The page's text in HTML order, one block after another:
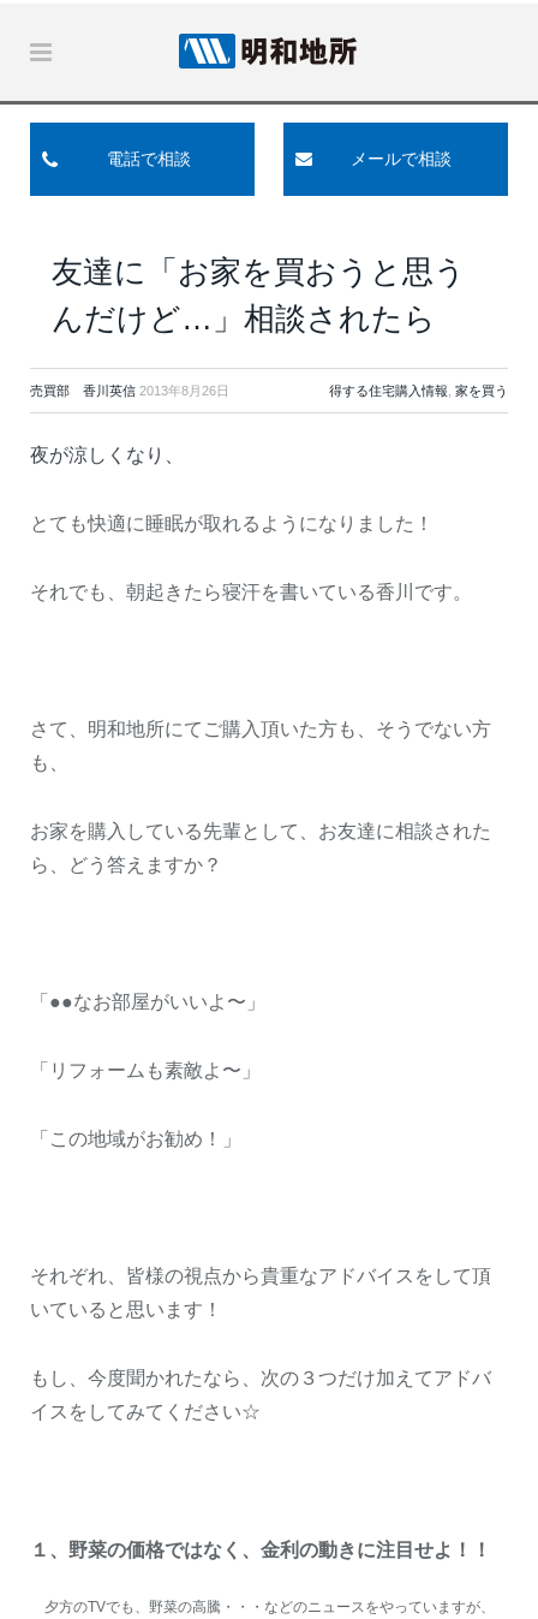
電話で相談 メールで相談
友達に「お家を買おうと思う
んだけど…」相談されたら
売買部 香川英信 2013年8月26日 得する住宅購入情報 家を買う
夜が涼しくなり、
とても快適に睡眠が取れるようになりました！
それでも、朝起きたら寝汗を書いている香川です。
さて、明和地所にてご購入頂いた方も、そうでない方
も、
お家を購入している先輩として、お友達に相談された
ら、どう答えますか？
「●●なお部屋がいいよ〜」
「リフォームも素敵よ〜」
「この地域がお勧め！」
それぞれ、皆様の視点から貴重なアドバイスをして頂
いていると思います！
もし、今度聞かれたなら、次の３つだけ加えてアドバ
イスをしてみてください☆
１、野菜の価格ではなく、金利の動きに注目せよ！！
夕方のTVでも、野菜の高騰・・・などのニュースをやっていますが、